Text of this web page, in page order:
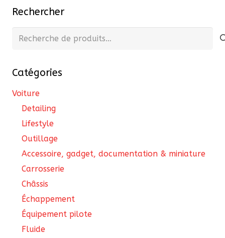
Rechercher
Recherche
Catégories
Voiture
Detailing
Lifestyle
Outillage
Accessoire, gadget, documentation & miniature
Carrosserie
Châssis
Échappement
Équipement pilote
Fluide